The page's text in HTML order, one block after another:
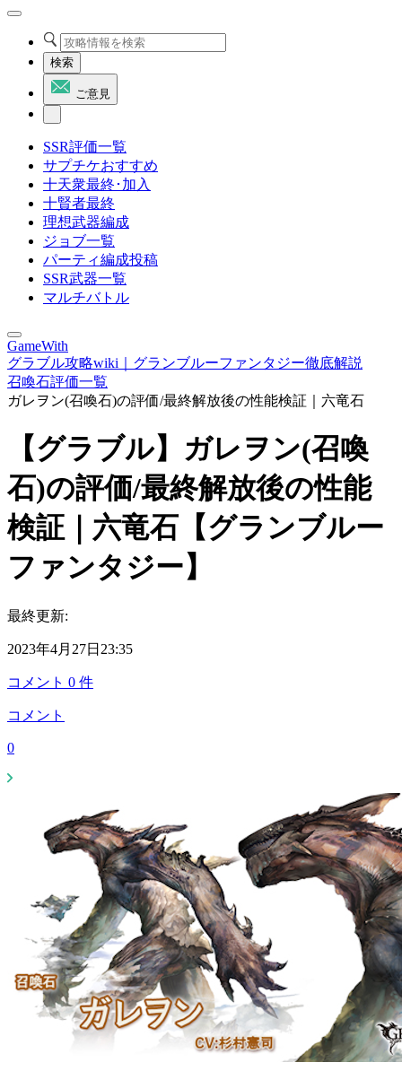
検索
ご意見
SSR評価一覧
サプチケおすすめ
十天衆最終･加入
十賢者最終
理想武器編成
ジョブ一覧
パーティ編成投稿
SSR武器一覧
マルチバトル
GameWith
グラブル攻略wiki｜グランブルーファンタジー徹底解説
召喚石評価一覧
ガレヲン(召喚石)の評価/最終解放後の性能検証｜六竜石
【グラブル】ガレヲン(召喚
石)の評価/最終解放後の性能
検証｜六竜石【グランブルー
ファンタジー】
最終更新:
2023年4月27日23:35
コメント 0 件
コメント
0